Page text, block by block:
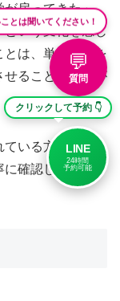
が戻ってきた」
という変化を感じ
とは、単に痛みを
せることにつなが
ている方も、ぜひ
に確認した上で、
とは聞いてください！
💬
質問
クリックして予約 👇
LINE
24時間
予約可能